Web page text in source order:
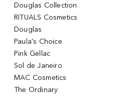
Douglas Collection
RITUALS Cosmetics
Douglas
Paula's Choice
Pink Gellac
Sol de Janeiro
MAC Cosmetics
The Ordinary